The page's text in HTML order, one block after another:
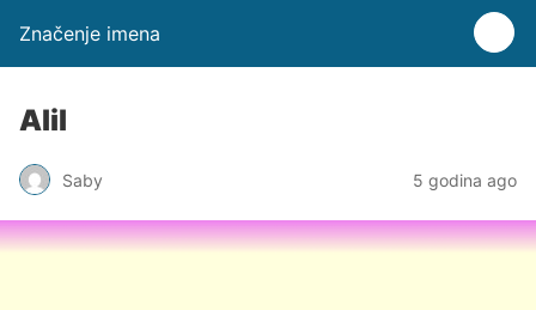
Značenje imena
Alil
Saby 5 godina ago